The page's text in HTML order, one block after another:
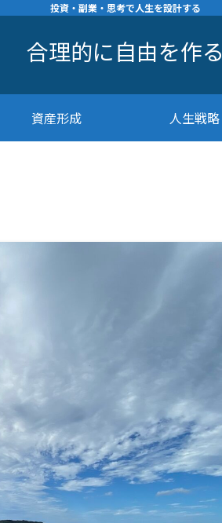
合理的に自由を作る
投資・副業・思考で人生を設計する
資産形成 人生戦略